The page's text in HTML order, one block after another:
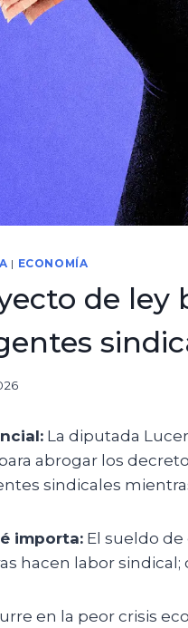
| ECONOMÍA
de ley
La diputada
abrogar los
sindicales
importa: El sueldo
hacen labor sindical;
en la peor crisis